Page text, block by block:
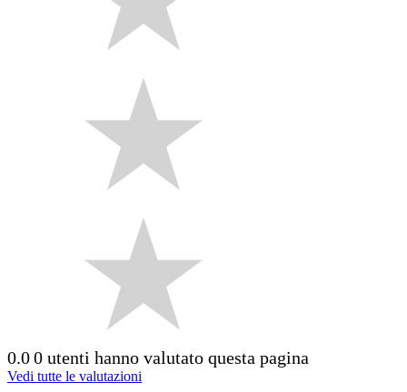
0.00 utenti hanno valutato questa pagina
Vedi tutte le valutazioni